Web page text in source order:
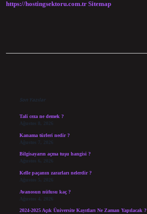
https://hostingsektoru.com.tr Sitemap
Son Yazılar
Tali ceza ne demek ?
Ağustos 8, 2026
Kanama türleri nedir ?
Ağustos 7, 2026
Bilgisayarın açma tuşu hangisi ?
Ağustos 6, 2026
Kelle paçanın zararları nelerdir ?
Ağustos 5, 2026
Avanosun nüfusu kaç ?
Ağustos 4, 2026
2024-2025 Açık Üniversite Kayıtları Ne Zaman Yapılacak ?